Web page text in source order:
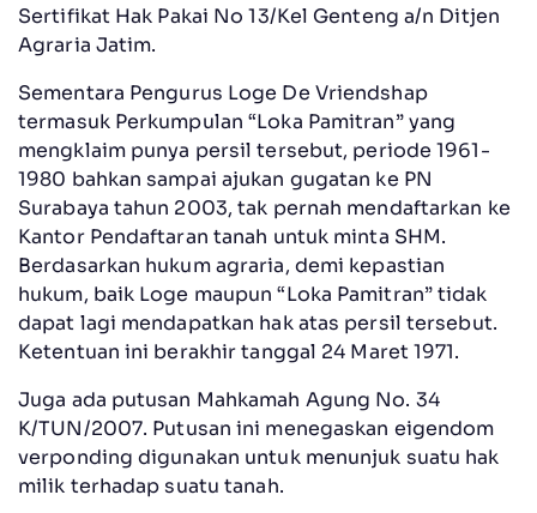
Sertifikat Hak Pakai No 13/Kel Genteng a/n Ditjen
Agraria Jatim.
Sementara Pengurus Loge De Vriendshap
termasuk Perkumpulan “Loka Pamitran” yang
mengklaim punya persil tersebut, periode 1961-
1980 bahkan sampai ajukan gugatan ke PN
Surabaya tahun 2003, tak pernah mendaftarkan ke
Kantor Pendaftaran tanah untuk minta SHM.
Berdasarkan hukum agraria, demi kepastian
hukum, baik Loge maupun “Loka Pamitran” tidak
dapat lagi mendapatkan hak atas persil tersebut.
Ketentuan ini berakhir tanggal 24 Maret 1971.
Juga ada putusan Mahkamah Agung No. 34
K/TUN/2007. Putusan ini menegaskan eigendom
verponding digunakan untuk menunjuk suatu hak
milik terhadap suatu tanah.